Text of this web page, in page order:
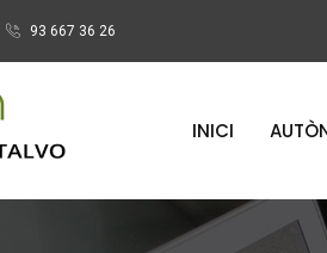
93 667 36 26
INICI